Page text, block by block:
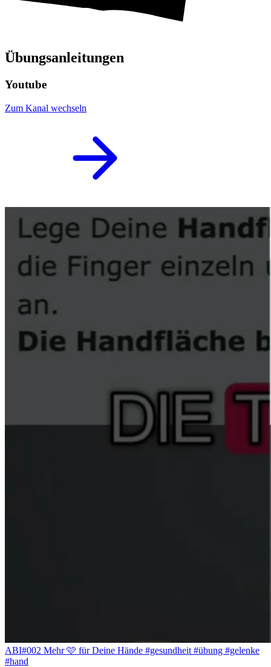
Übungsanleitungen
Youtube
Zum Kanal wechseln
ABI#002 Mehr 🩷 für Deine Hände #gesundheit #übung #gelenke
#hand